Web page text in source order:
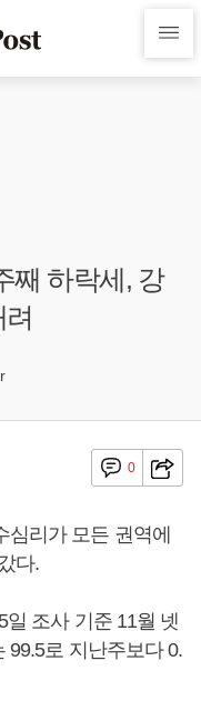
째 하락세, 강
0
리가 모든 권역에
다.
조사 기준 11월 넷
99.5로 지난주보다 0.